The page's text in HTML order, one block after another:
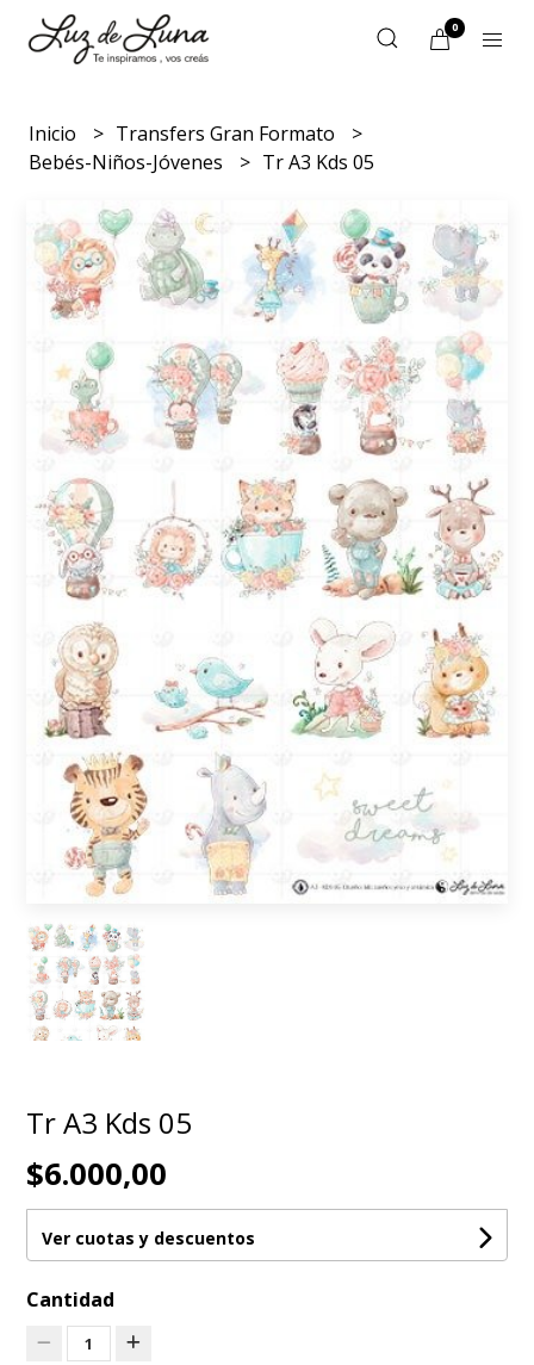
0
Inicio
Transfers Gran Formato
Bebés-Niños-Jóvenes
Tr A3 Kds 05
Tr A3 Kds 05
$6.000,00
Ver cuotas y descuentos
Cantidad
1